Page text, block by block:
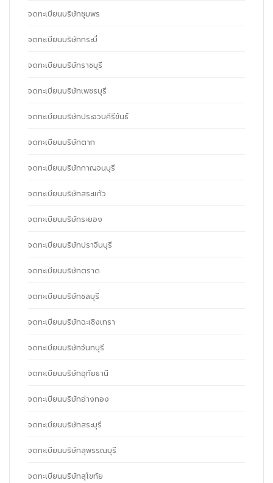
จดทะเบียนบริษัทชุมพร
จดทะเบียนบริษัทกระบี่
จดทะเบียนบริษัทราชบุรี
จดทะเบียนบริษัทเพชรบุรี
จดทะเบียนบริษัทประจวบคีรีขันธ์
จดทะเบียนบริษัทตาก
จดทะเบียนบริษัทกาญจนบุรี
จดทะเบียนบริษัทสระแก้ว
จดทะเบียนบริษัทระยอง
จดทะเบียนบริษัทปราจีนบุรี
จดทะเบียนบริษัทตราด
จดทะเบียนบริษัทชลบุรี
จดทะเบียนบริษัทฉะเชิงเทรา
จดทะเบียนบริษัทจันทบุรี
จดทะเบียนบริษัทอุทัยธานี
จดทะเบียนบริษัทอ่างทอง
จดทะเบียนบริษัทสระบุรี
จดทะเบียนบริษัทสุพรรณบุรี
จดทะเบียนบริษัทสุโขทัย